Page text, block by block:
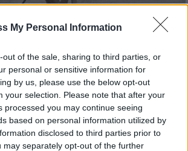
My Personal Information
out of the sale, sharing to third parties, or
personal or sensitive information for
by us, please use the below opt-out
your selection. Please note that after your
processed you may continue seeing
based on personal information utilized by
disclosed to third parties prior to
may separately opt-out of the further
10:51
στα Ιωάννινα:
επειδή τον κυνηγούσε